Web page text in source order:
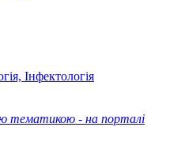
Інфектологія
тематикою - на порталі